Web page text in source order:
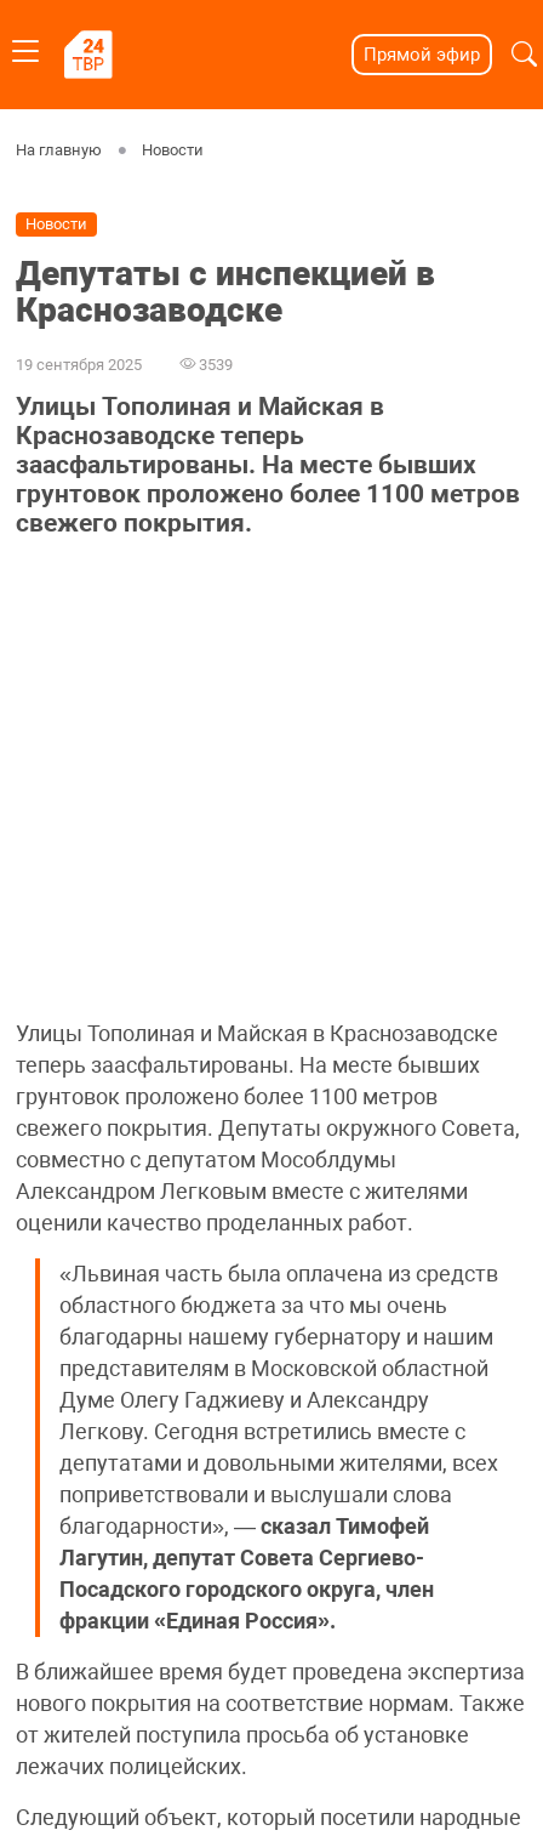
Прямой эфир
На главную Новости
Новости
Депутаты с инспекцией в
Краснозаводске
19 сентября 2025 3539
Улицы Тополиная и Майская в
Краснозаводске теперь
заасфальтированы. На месте бывших
грунтовок проложено более 1100 метров
свежего покрытия.
Улицы Тополиная и Майская в Краснозаводске
теперь заасфальтированы. На месте бывших
грунтовок проложено более 1100 метров
свежего покрытия. Депутаты окружного Совета,
совместно с депутатом Мособлдумы
Александром Легковым вместе с жителями
оценили качество проделанных работ.
«Львиная часть была оплачена из средств
областного бюджета за что мы очень
благодарны нашему губернатору и нашим
представителям в Московской областной
Думе Олегу Гаджиеву и Александру
Легкову. Сегодня встретились вместе с
депутатами и довольными жителями, всех
поприветствовали и выслушали слова
благодарности», — сказал Тимофей
Лагутин, депутат Совета Сергиево-
Посадского городского округа, член
фракции «Единая Россия».
В ближайшее время будет проведена экспертиза
нового покрытия на соответствие нормам. Также
от жителей поступила просьба об установке
лежачих полицейских.
Следующий объект, который посетили народные